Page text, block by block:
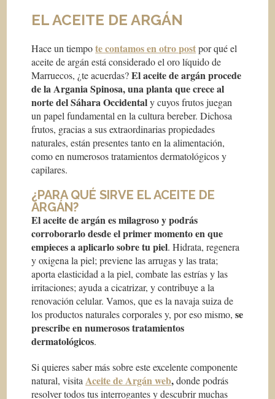
EL ACEITE DE ARGÁN
Hace un tiempo te contamos en otro postpor qué el
aceite de argán está considerado el oro líquido de
Marruecos, ¿te acuerdas?El aceite de argán procede
de la Argania Spinosa, una planta que crece al
norte del Sáhara Occidentaly cuyos frutos juegan
un papel fundamental en la cultura bereber. Dichosa
frutos, gracias a sus extraordinarias propiedades
naturales, están presentes tanto en la alimentación,
como en numerosos tratamientos dermatológicos y
capilares.
¿PARA QUÉ SIRVE EL ACEITE DE
ARGÁN?
El aceite de argán es milagroso y podrás
corroborarlo desde el primer momento en que
empieces a aplicarlo sobre tu piel. Hidrata, regenera
y oxigena la piel; previene las arrugas y las trata;
aporta elasticidad a la piel, combate las estrías y las
irritaciones; ayuda a cicatrizar, y contribuye a la
renovación celular. Vamos, que es la navaja suiza de
los productos naturales corporales y, por eso mismo,se
prescribe en numerosos tratamientos
dermatológicos.
Si quieres saber más sobre este excelente componente
natural, visita Aceite de Argán web,donde podrás
resolver todos tus interrogantes y descubrir muchas